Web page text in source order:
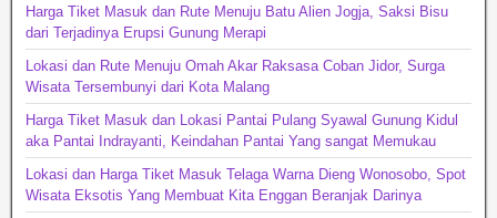
Harga Tiket Masuk dan Rute Menuju Batu Alien Jogja, Saksi Bisu
dari Terjadinya Erupsi Gunung Merapi
Lokasi dan Rute Menuju Omah Akar Raksasa Coban Jidor, Surga
Wisata Tersembunyi dari Kota Malang
Harga Tiket Masuk dan Lokasi Pantai Pulang Syawal Gunung Kidul
aka Pantai Indrayanti, Keindahan Pantai Yang sangat Memukau
Lokasi dan Harga Tiket Masuk Telaga Warna Dieng Wonosobo, Spot
Wisata Eksotis Yang Membuat Kita Enggan Beranjak Darinya